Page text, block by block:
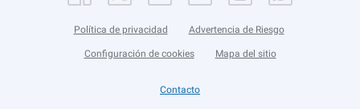
Política de privacidad Advertencia de Riesgo
Configuración de cookies Mapa del sitio
Contacto